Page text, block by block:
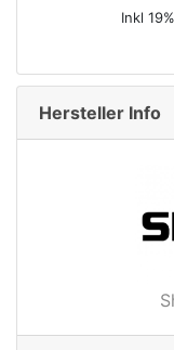
Hersteller Info